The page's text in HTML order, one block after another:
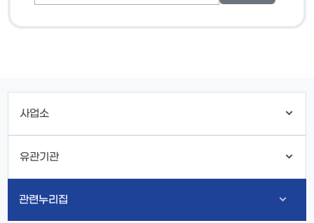
사업소
유관기관
관련누리집